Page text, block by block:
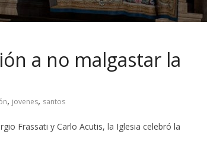
a no malgastar la
, jovenes, santos
Frassati y Carlo Acutis, la Iglesia celebró la